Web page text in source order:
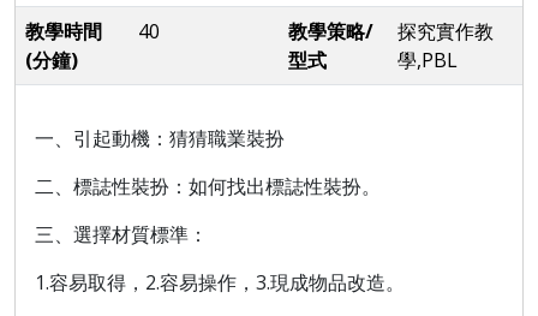
教學時間
(分鐘)
40
教學策略/
型式
探究實作教
學,PBL
一、引起動機：猜猜職業裝扮
二、標誌性裝扮：如何找出標誌性裝扮。
三、選擇材質標準：
1.容易取得，2.容易操作，3.現成物品改造。